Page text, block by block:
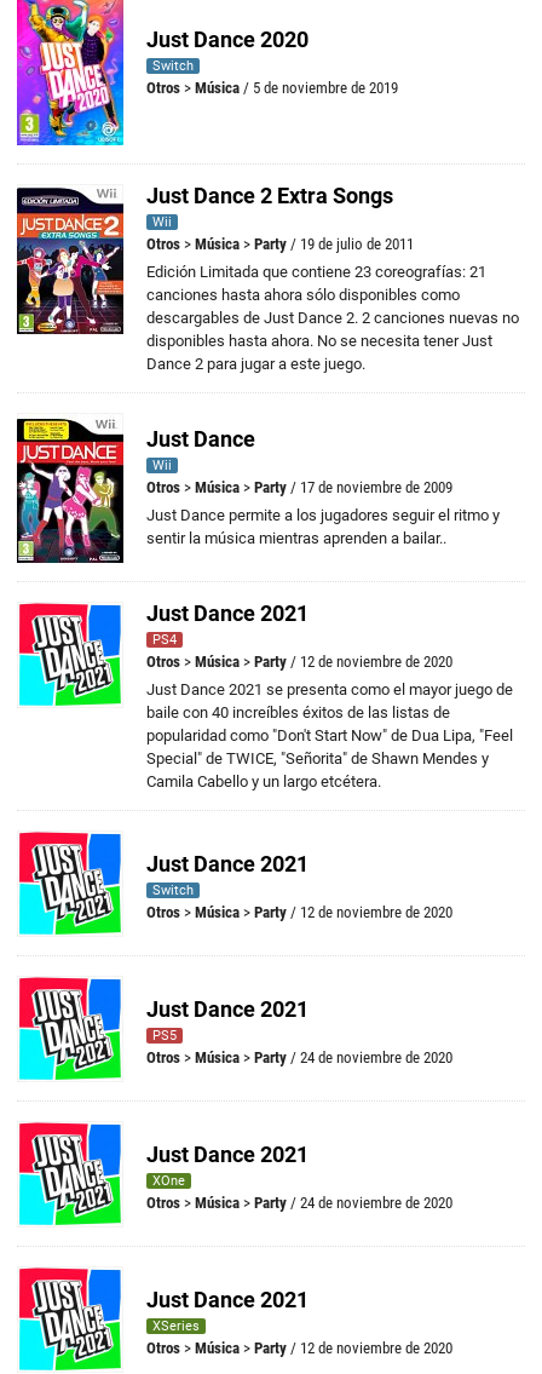
Just Dance 2020
Switch
Otros > Música / 5 de noviembre de 2019
Just Dance 2 Extra Songs
Wii
Otros > Música > Party / 19 de julio de 2011
Edición Limitada que contiene 23 coreografías: 21
canciones hasta ahora sólo disponibles como
descargables de Just Dance 2. 2 canciones nuevas no
disponibles hasta ahora. No se necesita tener Just
Dance 2 para jugar a este juego.
Just Dance
Wii
Otros > Música > Party / 17 de noviembre de 2009
Just Dance permite a los jugadores seguir el ritmo y
sentir la música mientras aprenden a bailar..
Just Dance 2021
PS4
Otros > Música > Party / 12 de noviembre de 2020
Just Dance 2021 se presenta como el mayor juego de
baile con 40 increíbles éxitos de las listas de
popularidad como "Don't Start Now" de Dua Lipa, "Feel
Special" de TWICE, "Señorita" de Shawn Mendes y
Camila Cabello y un largo etcétera.
Just Dance 2021
Switch
Otros > Música > Party / 12 de noviembre de 2020
Just Dance 2021
PS5
Otros > Música > Party / 24 de noviembre de 2020
Just Dance 2021
XOne
Otros > Música > Party / 24 de noviembre de 2020
Just Dance 2021
XSeries
Otros > Música > Party / 12 de noviembre de 2020